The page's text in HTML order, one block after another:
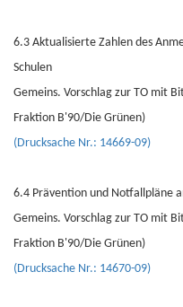
6.3 Aktualisierte Zahlen des
Schulen
Gemeins. Vorschlag zur TO mit
Fraktion B'90/Die Grünen)
(Drucksache Nr.: 14669-09)
6.4 Prävention und Notfallpläne
Gemeins. Vorschlag zur TO mit
Fraktion B'90/Die Grünen)
(Drucksache Nr.: 14670-09)